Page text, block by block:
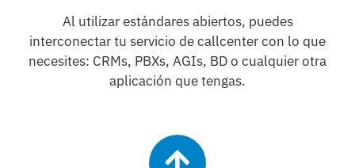
Al utilizar estándares abiertos, puedes
interconectar tu servicio de callcenter con lo que
necesites: CRMs, PBXs, AGIs, BD o cualquier otra
aplicación que tengas.